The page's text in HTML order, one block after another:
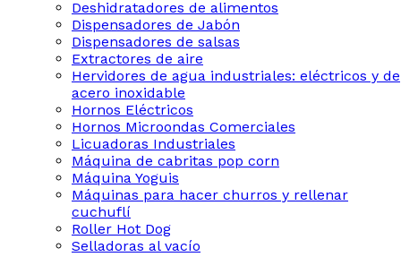
Deshidratadores de alimentos
Dispensadores de Jabón
Dispensadores de salsas
Extractores de aire
Hervidores de agua industriales: eléctricos y de
acero inoxidable
Hornos Eléctricos
Hornos Microondas Comerciales
Licuadoras Industriales
Máquina de cabritas pop corn
Máquina Yoguis
Máquinas para hacer churros y rellenar
cuchuflí
Roller Hot Dog
Selladoras al vacío